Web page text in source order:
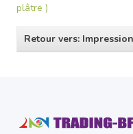
plâtre )
Retour vers: